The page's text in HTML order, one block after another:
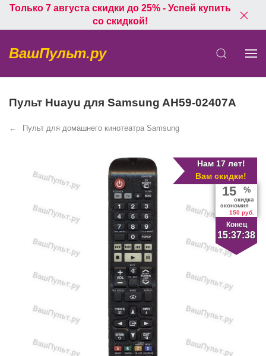
Только 7 августа скидки до 25% - Успей купить
со скидкой!
ВашПульт.ру
Пульт Huayu для Samsung AH59-02407A
Пульт для домашнего кинотеатра Samsung
Нам 17 лет!
Вам скидки!
Конец
15:37:38
15 %
скидка
экономия
150 руб.